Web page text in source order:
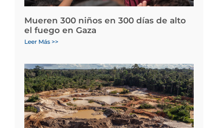
Mueren 300 niños en 300 días de alto
el fuego en Gaza
Leer Más >>